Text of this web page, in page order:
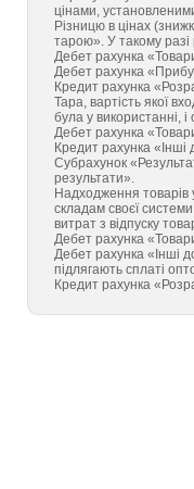
цінами,
Різницю в цінах
тарою». У такому разі
Дебет рахунка
Дебет рахунка
Кредит рахунка
Тара, вартість якої
була у використанні,
Дебет рахунка
Кредит рахунка
Субрахунок
результати».
Надходження товарів
складам своєї
витрат з відпуску
Дебет рахунка
Дебет рахунка «Інші
підлягають сплаті
Кредит рахунка